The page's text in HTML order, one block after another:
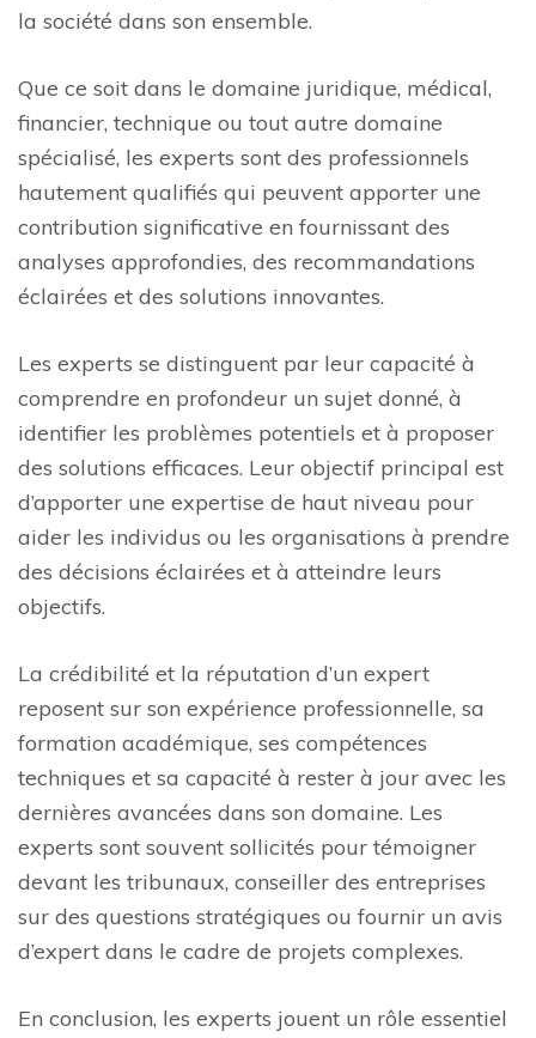
la société dans son ensemble.
Que ce soit dans le domaine juridique, médical,
financier, technique ou tout autre domaine
spécialisé, les experts sont des professionnels
hautement qualifiés qui peuvent apporter une
contribution significative en fournissant des
analyses approfondies, des recommandations
éclairées et des solutions innovantes.
Les experts se distinguent par leur capacité à
comprendre en profondeur un sujet donné, à
identifier les problèmes potentiels et à proposer
des solutions efficaces. Leur objectif principal est
d’apporter une expertise de haut niveau pour
aider les individus ou les organisations à prendre
des décisions éclairées et à atteindre leurs
objectifs.
La crédibilité et la réputation d’un expert
reposent sur son expérience professionnelle, sa
formation académique, ses compétences
techniques et sa capacité à rester à jour avec les
dernières avancées dans son domaine. Les
experts sont souvent sollicités pour témoigner
devant les tribunaux, conseiller des entreprises
sur des questions stratégiques ou fournir un avis
d’expert dans le cadre de projets complexes.
En conclusion, les experts jouent un rôle essentiel